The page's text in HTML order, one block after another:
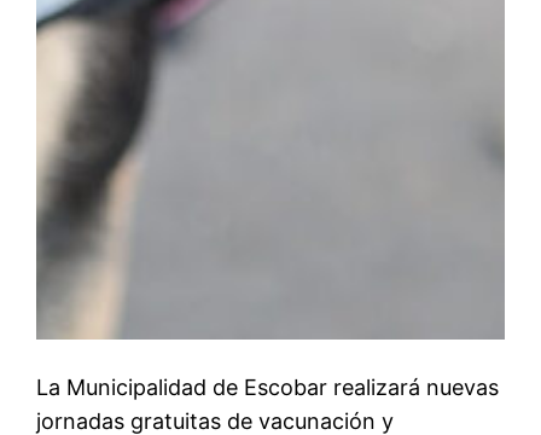
La Municipalidad de Escobar realizará nuevas
jornadas gratuitas de vacunación y